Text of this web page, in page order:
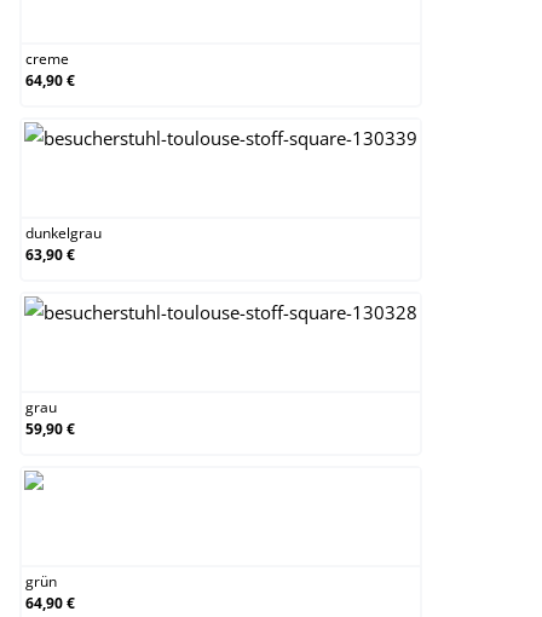
creme
64,90 €
dunkelgrau
63,90 €
grau
59,90 €
grün
64,90 €